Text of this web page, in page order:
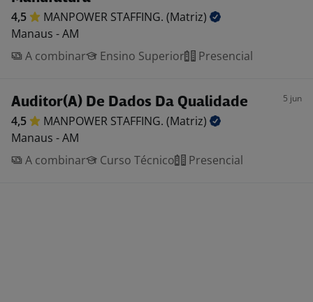
4,5 MANPOWER STAFFING. (Matriz)
Manaus - AM
A combinar
Ensino Superior Presencial
Auditor(A) De Dados Da Qualidade 5 jun
4,5 MANPOWER STAFFING. (Matriz)
Manaus - AM
A combinar
Curso Técnico Presencial